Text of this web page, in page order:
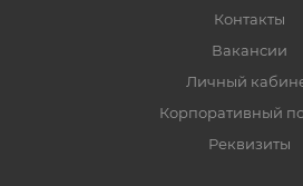
Контакты
Вакансии
Личный
Корпоративный
Реквизиты